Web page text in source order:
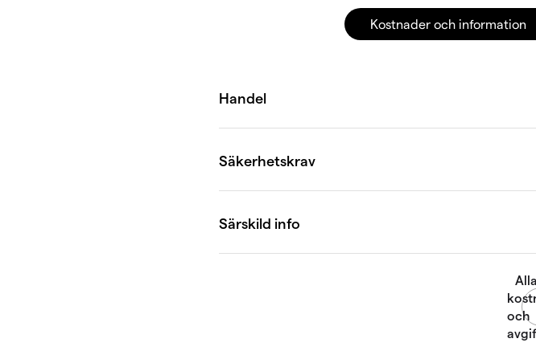
Kostnader och information